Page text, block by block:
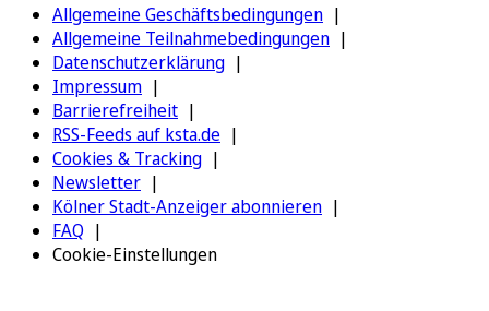
Allgemeine Geschäftsbedingungen
Allgemeine Teilnahmebedingungen
Datenschutzerklärung
Impressum
Barrierefreiheit
RSS-Feeds auf ksta.de
Cookies & Tracking
Newsletter
Kölner Stadt-Anzeiger abonnieren
FAQ
Cookie-Einstellungen